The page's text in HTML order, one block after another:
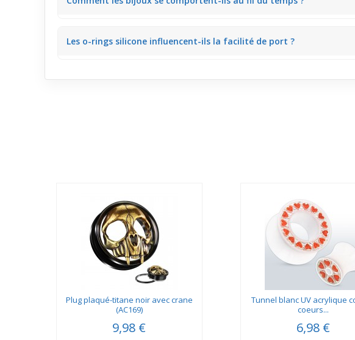
Les o-rings silicone influencent-ils la facilité de port ?
Plug plaqué-titane noir avec crane
(AC169)
9,98 €
Tunnel blanc UV acrylique
coeurs...
6,98 €